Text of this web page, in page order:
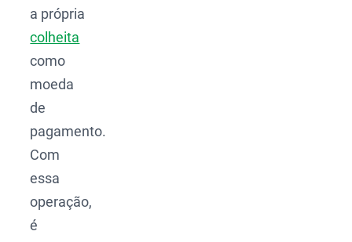
a própria
colheita
como
moeda
de
pagamento.
Com
essa
operação,
é